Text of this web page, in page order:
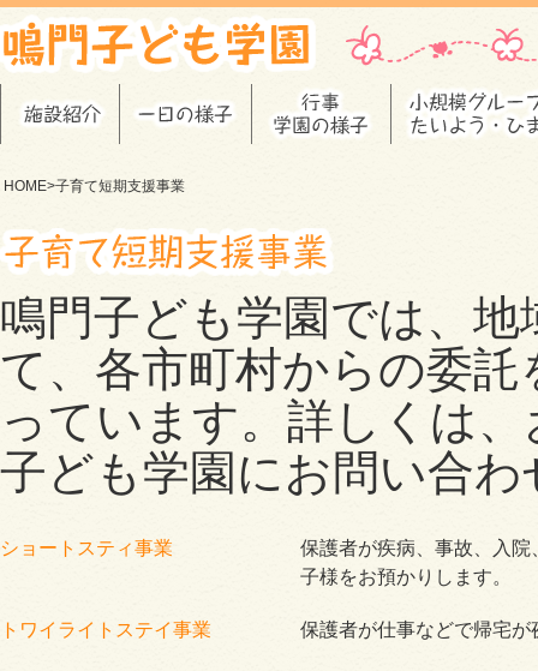
HOME>子育て短期支援事業
鳴門子ども学園では、
て、各市町村からの委
っています。詳しくは
子ども学園にお問い合
ショートスティ事業
保護者が疾病、事故、入
子様をお預かりします。
トワイライトステイ事業 保護者が仕事などで帰宅